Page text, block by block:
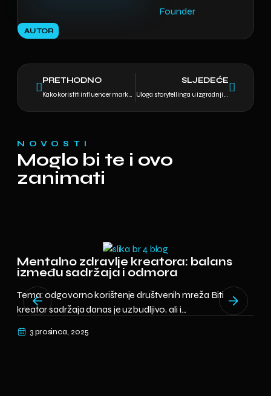
AUTOR
Founder
PRETHODNO
Kako koristiti influencer marketing za rast brenda bez velikih troškova
SLJEDEĆE
Uloga storytellinga u izgradnji brenda
NOVOSTI
Moglo bi te i ovo
zanimati
Mentalno zdravlje kreatora: balans
između sadržaja i odmora
Tema: odgovorno korištenje društvenih mreža Biti
kreator sadržaja danas je uzbudljivo, ali i...
3 prosinca, 2025